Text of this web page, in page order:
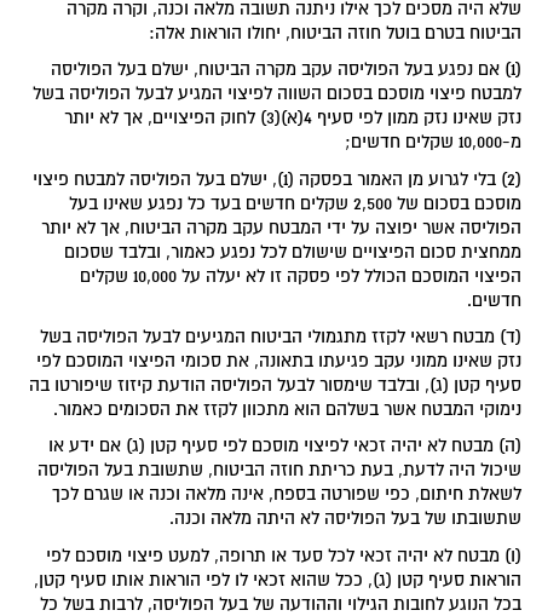
שלא היה מסכים לכך אילו ניתנה תשובה מלאה וכנה, וקרה מקרה
הביטוח בטרם בוטל חוזה הביטוח, יחולו הוראות אלה:
(1) אם נפגע בעל הפוליסה עקב מקרה הביטוח, ישלם בעל הפוליסה
למבטח פיצוי מוסכם בסכום השווה לפיצוי המגיע לבעל הפוליסה בשל
נזק שאינו נזק ממון לפי סעיף 4(א)(3) לחוק הפיצויים, אך לא יותר
מ-10,000 שקלים חדשים;
(2) בלי לגרוע מן האמור בפסקה (1), ישלם בעל הפוליסה למבטח פיצוי
מוסכם בסכום של 2,500 שקלים חדשים בעד כל נפגע שאינו בעל
הפוליסה אשר יפוצה על ידי המבטח עקב מקרה הביטוח, אך לא יותר
ממחצית סכום הפיצויים שישולם לכל נפגע כאמור, ובלבד שסכום
הפיצוי המוסכם הכולל לפי פסקה זו לא יעלה על 10,000 שקלים
חדשים.
(ד) מבטח רשאי לקזז מתגמולי הביטוח המגיעים לבעל הפוליסה בשל
נזק שאינו ממוני עקב פגיעתו בתאונה, את סכומי הפיצוי המוסכם לפי
סעיף קטן (ג), ובלבד שימסור לבעל הפוליסה הודעת קיזוז שיפורטו בה
נימוקי המבטח אשר בשלהם הוא מתכוון לקזז את הסכומים כאמור.
(ה) מבטח לא יהיה זכאי לפיצוי מוסכם לפי סעיף קטן (ג) אם ידע או
שיכול היה לדעת, בעת כריתת חוזה הביטוח, שתשובת בעל הפוליסה
לשאלת חיתום, כפי שפורטה בספח, אינה מלאה וכנה או שגרם לכך
שתשובתו של בעל הפוליסה לא היתה מלאה וכנה.
(ו) מבטח לא יהיה זכאי לכל סעד או תרופה, למעט פיצוי מוסכם לפי
הוראות סעיף קטן (ג), ככל שהוא זכאי לו לפי הוראות אותו סעיף קטן,
בכל הנוגע לחובות הגילוי וההודעה של בעל הפוליסה, לרבות בשל כל